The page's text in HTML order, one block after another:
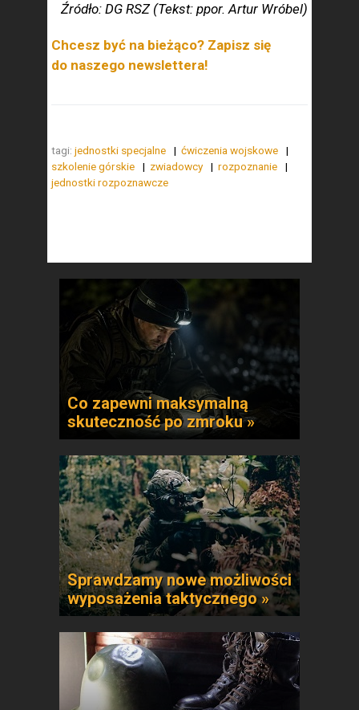
Źródło: DG RSZ (Tekst: ppor. Artur Wróbel)
Chcesz być na bieżąco? Zapisz się
do naszego newslettera!
tagi: jednostki specjalne
ćwiczenia wojskowe
szkolenie górskie
zwiadowcy
rozpoznanie
jednostki rozpoznawcze
Co zapewni maksymalną
skuteczność po zmroku »
Sprawdzamy nowe możliwości
wyposażenia taktycznego »